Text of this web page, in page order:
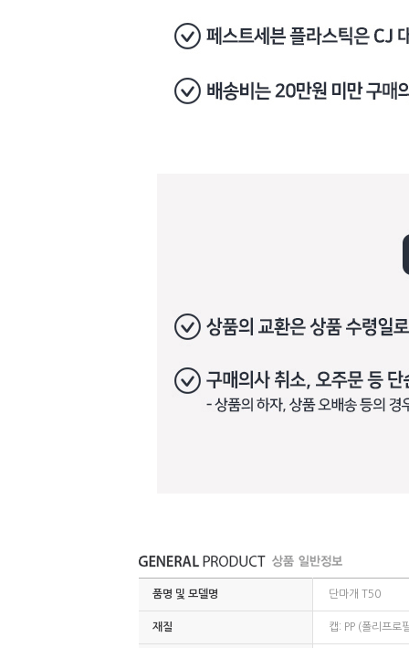
품명 및 모델명 단마개 T50
재질 캡: PP (폴리프로